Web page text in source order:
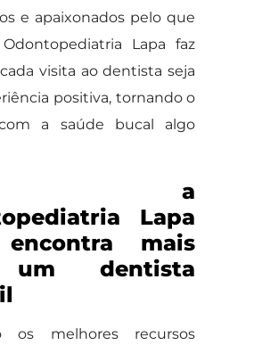
e apaixonados pelo que
Lapa faz
visita ao dentista seja
positiva, tornando o
a saúde bucal algo
a
Lapa
mais
dentista
os melhores recursos